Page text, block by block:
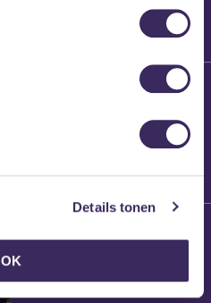
Details tonen
OK
Brennt Vanneste
Willem’s Blog: Ão